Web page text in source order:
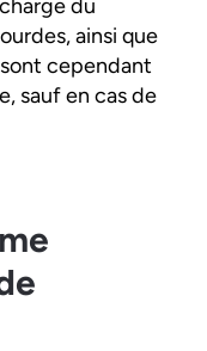
du
ainsi que
cependant
sauf en cas de